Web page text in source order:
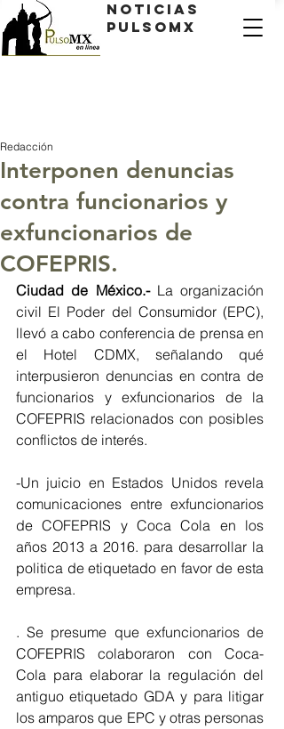
Noticias
PulsoMX
Interponen denuncias
contra funcionarios y
exfuncionarios de
COFEPRIS.
Redacción
Ciudad de México.- La organización
civil El Poder del Consumidor (EPC),
llevó a cabo conferencia de prensa en
el Hotel CDMX, señalando qué
interpusieron denuncias en contra de
funcionarios y exfuncionarios de la
COFEPRIS relacionados con posibles
conflictos de interés.
-Un juicio en Estados Unidos revela
comunicaciones entre exfuncionarios
de COFEPRIS y Coca Cola en los
años 2013 a 2016. para desarrollar la
politica de etiquetado en favor de esta
empresa.
. Se presume que exfuncionarios de
COFEPRIS colaboraron con Coca-
Cola para elaborar la regulación del
antiguo etiquetado GDA y para litigar
los amparos que EPC y otras personas